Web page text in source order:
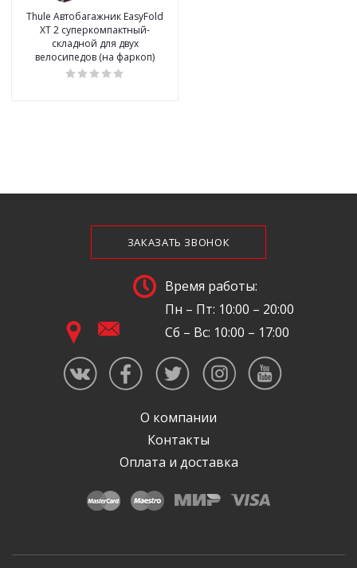
Thule Автобагажник EasyFold
XT 2 суперкомпактный-
складной для двух
велосипедов (на фаркоп)
ЗАКАЗАТЬ ЗВОНОК
Время работы:
Пн – Пт: 10:00 – 20:00
Сб – Вс: 10:00 – 17:00
О компании
Контакты
Оплата и доставка